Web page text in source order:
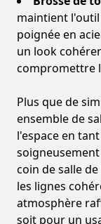
maintient
poignée en
un look
compromettre
Plus que de
ensemble de
l'espace en
coin de salle
les lignes
atmosphère
soit pour un